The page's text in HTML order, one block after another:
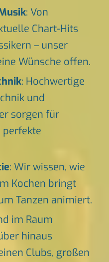
: Von
Chart-Hits
– unser
Wünsche offen.
: Hochwertige
und
sorgen für
perfekte
: Wir wissen, wie
Kochen bringt
Tanzen animiert.
im Raum
hinaus
Clubs, großen